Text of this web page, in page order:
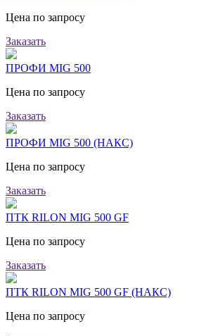
Цена по запросу
Заказать
ПРОФИ MIG 500
Цена по запросу
Заказать
ПРОФИ MIG 500 (НАКС)
Цена по запросу
Заказать
ПТК RILON MIG 500 GF
Цена по запросу
Заказать
ПТК RILON MIG 500 GF (НАКС)
Цена по запросу